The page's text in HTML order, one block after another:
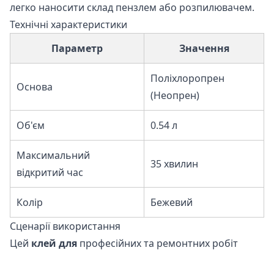
легко наносити склад пензлем або розпилювачем.
Технічні характеристики
Параметр
Значення
Основа
Поліхлоропрен
(Неопрен)
Об'єм 0.54 л
Максимальний
відкритий час
35 хвилин
Колір
Бежевий
Сценарії використання
Цей клей для професійних та ремонтних робіт